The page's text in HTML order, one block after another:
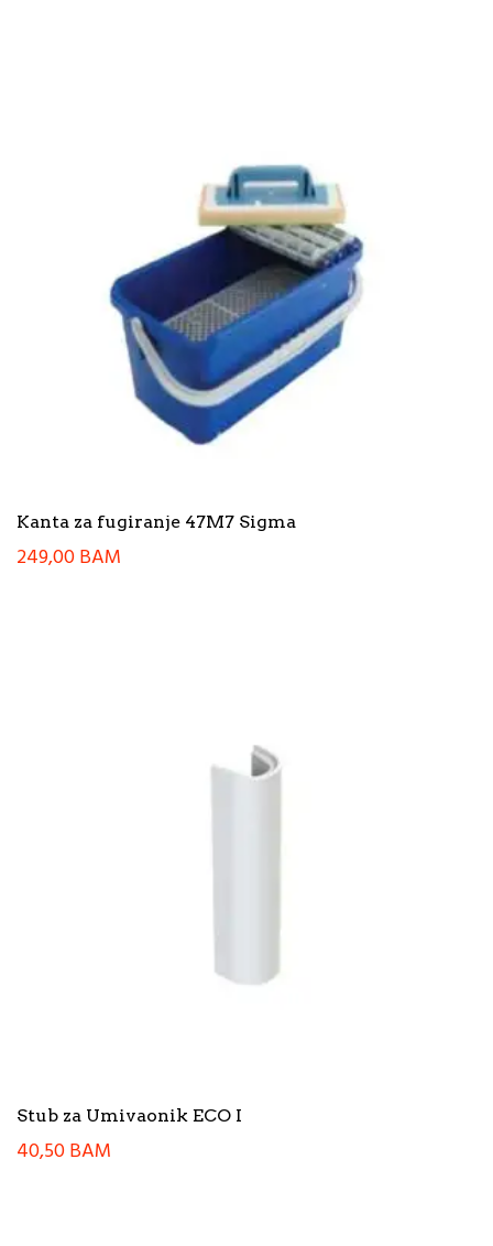
Kanta za fugiranje 47M7 Sigma
249,00BAM
Stub za Umivaonik ECO I
40,50BAM